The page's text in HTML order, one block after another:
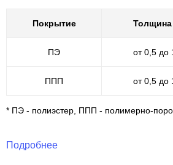
Покрытие
ПЭ от 0,5 до
ППП от 0,5 до
* ПЭ - полиэстер, ППП - полимерно-
Подробнее